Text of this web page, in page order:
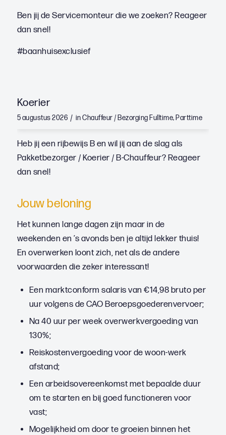
Ben jij de Servicemonteur die we zoeken? Reageer
dan snel!
#baanhuisexclusief
Koerier
5 augustus 2026 / inChauffeur / Bezorging Fulltime, Parttime
Heb jij een rijbewijs B en wil jij aan de slag als
Pakketbezorger / Koerier / B-Chauffeur? Reageer
dan snel!
Jouw beloning
Het kunnen lange dagen zijn maar in de
weekenden en ’s avonds ben je altijd lekker thuis!
En overwerken loont zich, net als de andere
voorwaarden die zeker interessant!
Een marktconform salaris van €14,98 bruto per
uur volgens de CAO Beroepsgoederenvervoer;
Na 40 uur per week overwerkvergoeding van
130%;
Reiskostenvergoeding voor de woon-werk
afstand;
Een arbeidsovereenkomst met bepaalde duur
om te starten en bij goed functioneren voor
vast;
Mogelijkheid om door te groeien binnen het